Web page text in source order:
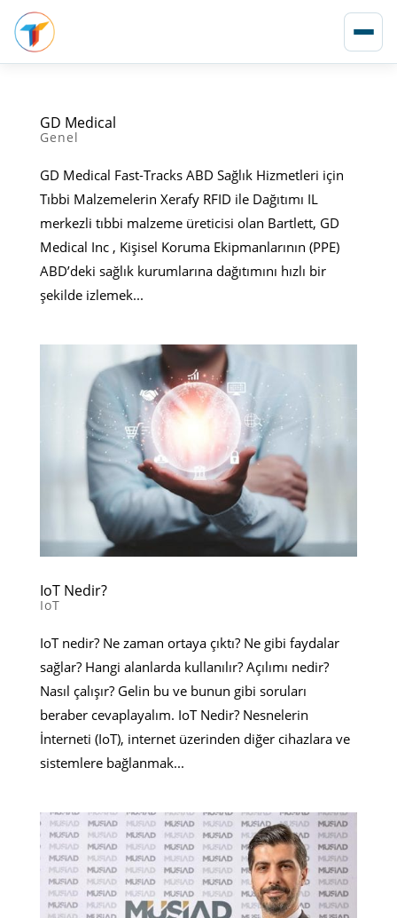
GD Medical
Genel
GD Medical Fast-Tracks ABD Sağlık Hizmetleri için
Tıbbi Malzemelerin Xerafy RFID ile Dağıtımı IL
merkezli tıbbi malzeme üreticisi olan Bartlett, GD
Medical Inc , Kişisel Koruma Ekipmanlarının (PPE)
ABD’deki sağlık kurumlarına dağıtımını hızlı bir
şekilde izlemek...
IoT Nedir?
IoT
IoT nedir? Ne zaman ortaya çıktı? Ne gibi faydalar
sağlar? Hangi alanlarda kullanılır? Açılımı nedir?
Nasıl çalışır? Gelin bu ve bunun gibi soruları
beraber cevaplayalım. IoT Nedir? Nesnelerin
İnterneti (IoT), internet üzerinden diğer cihazlara ve
sistemlere bağlanmak...